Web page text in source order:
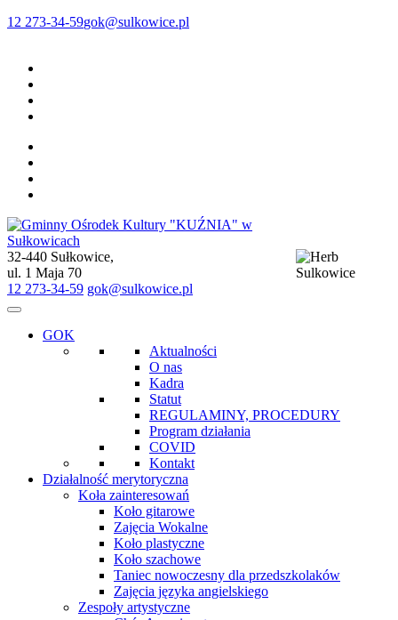
12 273-34-59gok@sulkowice.pl
Gminny Ośrodek Kultury "KUŹNIA" w Sułkowicach
32-440 Sułkowice,
ul. 1 Maja 70
12 273-34-59 gok@sulkowice.pl
GOK
Aktualności
O nas
Kadra
Statut
REGULAMINY, PROCEDURY
Program działania
COVID
Kontakt
Działalność merytoryczna
Koła zainteresowań
Koło gitarowe
Zajęcia Wokalne
Koło plastyczne
Koło szachowe
Taniec nowoczesny dla przedszkolaków
Zajęcia języka angielskiego
Zespoły artystyczne